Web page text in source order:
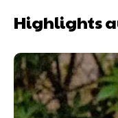
Highlights